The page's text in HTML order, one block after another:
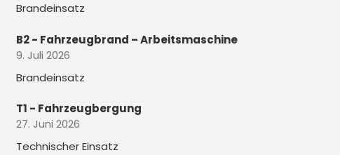
Brandeinsatz
B2 - Fahrzeugbrand – Arbeitsmaschine
9. Juli 2026
Brandeinsatz
T1 - Fahrzeugbergung
27. Juni 2026
Technischer Einsatz